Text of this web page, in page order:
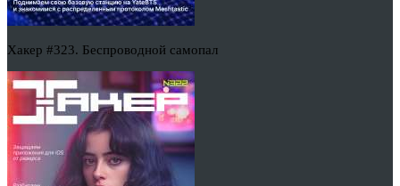
Хакер #323. Беспроводной самопал